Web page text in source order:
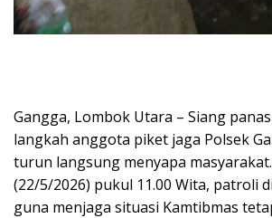
Gangga, Lombok Utara – Siang
langkah anggota piket jaga Polsek
turun langsung menyapa
(22/5/2026) pukul 11.00 Wita, patroli
guna menjaga situasi Kamtibmas